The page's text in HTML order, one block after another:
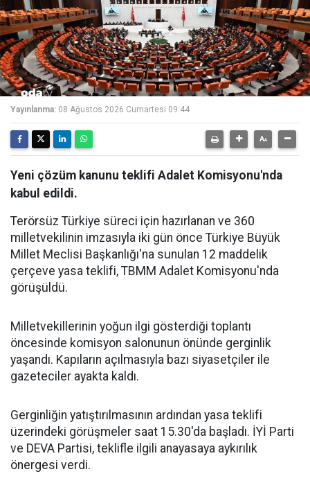
Yayınlanma: 08 Ağustos 2026 Cumartesi 09:44
Yeni çözüm kanunu teklifi Adalet Komisyonu'nda
kabul edildi.
Terörsüz Türkiye süreci için hazırlanan ve 360
milletvekilinin imzasıyla iki gün önce Türkiye Büyük
Millet Meclisi Başkanlığı'na sunulan 12 maddelik
çerçeve yasa teklifi, TBMM Adalet Komisyonu'nda
görüşüldü.
Milletvekillerinin yoğun ilgi gösterdiği toplantı
öncesinde komisyon salonunun önünde gerginlik
yaşandı. Kapıların açılmasıyla bazı siyasetçiler ile
gazeteciler ayakta kaldı.
Gerginliğin yatıştırılmasının ardından yasa teklifi
üzerindeki görüşmeler saat 15.30'da başladı. İYİ Parti
ve DEVA Partisi, teklifle ilgili anayasaya aykırılık
önergesi verdi.